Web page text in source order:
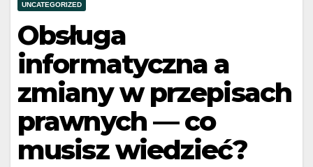
UNCATEGORIZED
Obsługa
informatyczna a
zmiany w przepisach
prawnych — co
musisz wiedzieć?